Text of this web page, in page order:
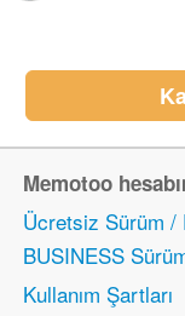
Memotoo
Ücretsiz Sürüm /
BUSINESS
Kullanım Şartları